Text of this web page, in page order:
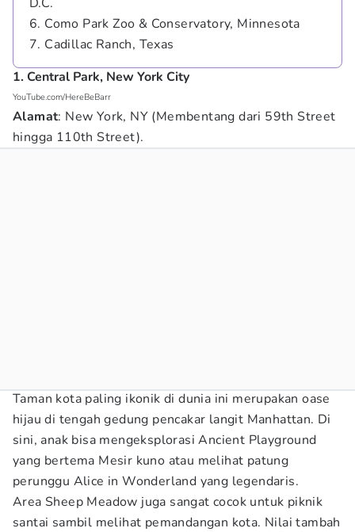
6. Como Park Zoo & Conservatory, Minnesota
7. Cadillac Ranch, Texas
1. Central Park, New York City
YouTube.com/HereBeBarr
Alamat: New York, NY (Membentang dari 59th Street
hingga 110th Street).
Taman kota paling ikonik di dunia ini merupakan oase
hijau di tengah gedung pencakar langit Manhattan. Di
sini, anak bisa mengeksplorasi Ancient Playground
yang bertema Mesir kuno atau melihat patung
perunggu Alice in Wonderland yang legendaris.
Area Sheep Meadow juga sangat cocok untuk piknik
santai sambil melihat pemandangan kota. Nilai tambah